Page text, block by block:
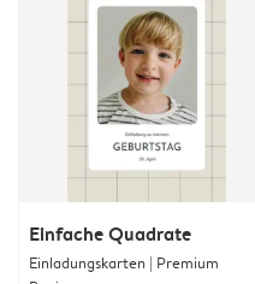
Einfache Quadrate
Einladungskarten | Premium